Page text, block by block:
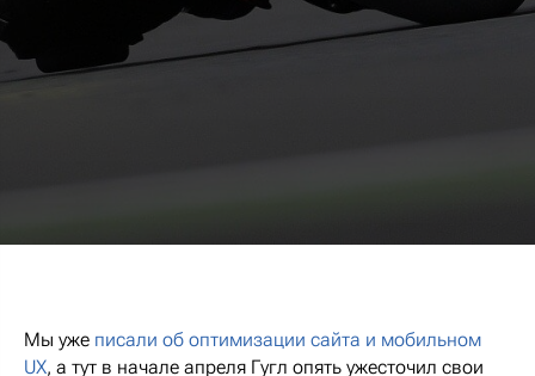
Мы уже писали об оптимизации сайта и мобильном
UX, а тут в начале апреля Гугл опять ужесточил свои